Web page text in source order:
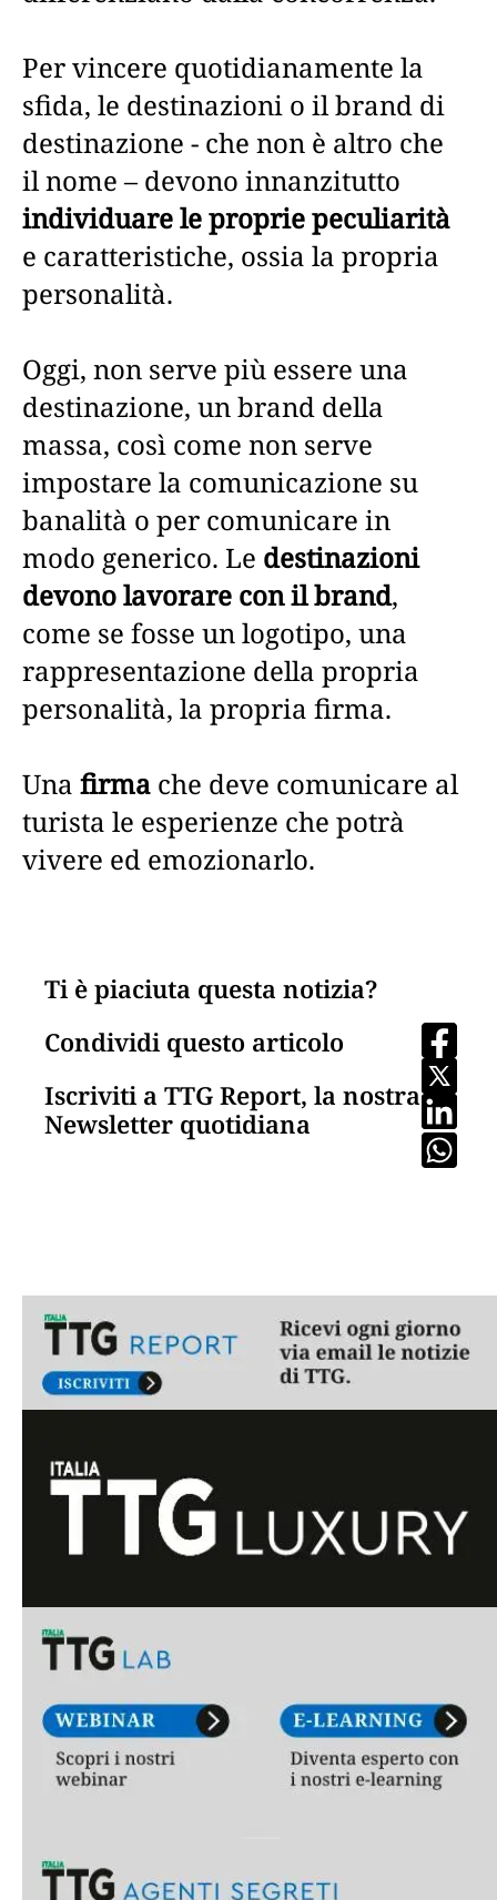
Per vincere quotidianamente la
sfida, le destinazioni o il brand di
destinazione - che non è altro che
il nome – devono innanzitutto
individuare le proprie peculiarità
e caratteristiche, ossia la propria
personalità.
Oggi, non serve più essere una
destinazione, un brand della
massa, così come non serve
impostare la comunicazione su
banalità o per comunicare in
modo generico. Le destinazioni
devono lavorare con il brand,
come se fosse un logotipo, una
rappresentazione della propria
personalità, la propria firma.
Una firma che deve comunicare al
turista le esperienze che potrà
vivere ed emozionarlo.
Ti è piaciuta questa notizia?
Condividi questo articolo
Iscriviti a TTG Report, la nostra
Newsletter quotidiana